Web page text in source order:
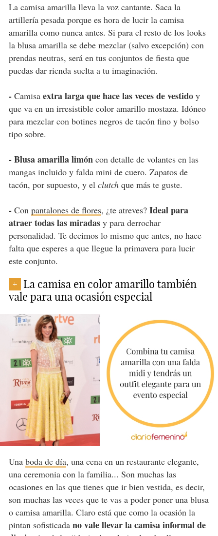
La camisa amarilla lleva la voz cantante. Saca la
artillería pesada porque es hora de lucir la camisa
amarilla como nunca antes. Si para el resto de los looks
la blusa amarilla se debe mezclar (salvo excepción) con
prendas neutras, será en tus conjuntos de fiesta que
puedas dar rienda suelta a tu imaginación.
- Camisa extra larga que hace las veces de vestidoy
que va en un irresistible color amarillo mostaza. Idóneo
para mezclar con botines negros de tacón fino y bolso
tipo sobre.
- Blusa amarilla limón con detalle de volantes en las
mangas incluido y falda mini de cuero. Zapatos de
tacón, por supuesto, y el clutchque más te guste.
- Con pantalones de flores, ¿te atreves? Ideal para
atraer todas las miradasy para derrochar
personalidad. Te decimos lo mismo que antes, no hace
falta que esperes a que llegue la primavera para lucir
este conjunto.
+
La camisa en color amarillo también
vale para una ocasión especial
Una boda de día, una cena en un restaurante elegante,
una ceremonia con la familia... Son muchas las
ocasiones en las que tienes que ir bien vestida, es decir,
son muchas las veces que te vas a poder poner una blusa
o camisa amarilla. Claro está que como la ocasión la
pintan sofisticada no vale llevar la camisa informal de